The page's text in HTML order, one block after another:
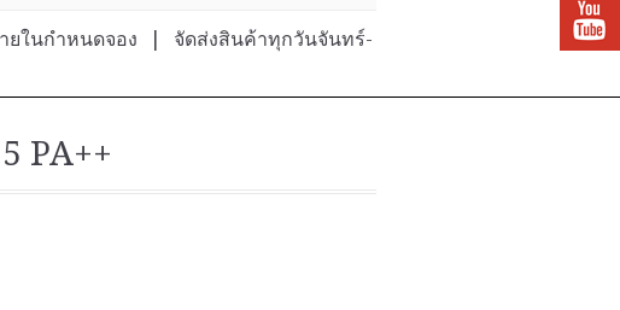
ยในกำหนดจอง
จัดส่งสินค้าทุกวันจันทร์-
PA++